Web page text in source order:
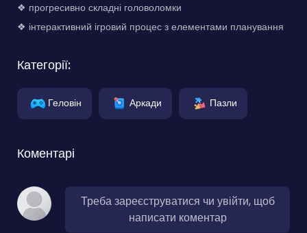
❖ прогресивно складні головоломки
❖ інтерактивний ігровий процес з елементами планування
Категорії:
Геловін Аркади Пазли
Коментарі
Треба зареєструватися чи увійти, щоб
написати коментар